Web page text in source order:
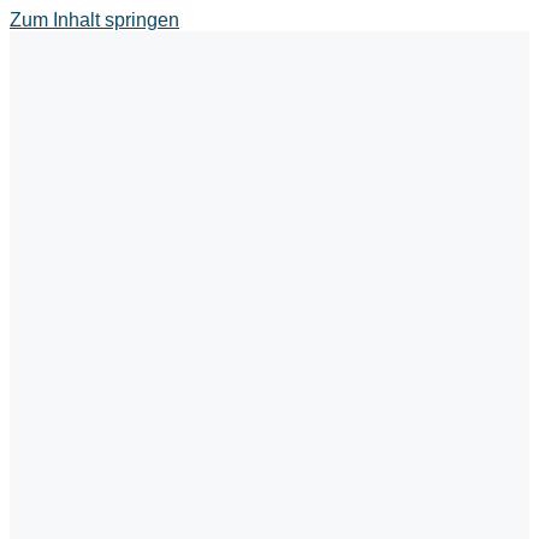
Zum Inhalt springen